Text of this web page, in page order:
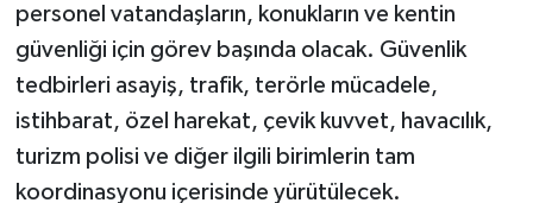
personel vatandaşların, konukların ve kentin
güvenliği için görev başında olacak. Güvenlik
tedbirleri asayiş, trafik, terörle mücadele,
istihbarat, özel harekat, çevik kuvvet, havacılık,
turizm polisi ve diğer ilgili birimlerin tam
koordinasyonu içerisinde yürütülecek.